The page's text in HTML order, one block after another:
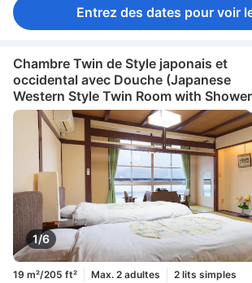
Entrez des dates pour voir
Chambre Twin de Style japonais et
occidental avec Douche (Japanese
Western Style Twin Room with
1/6
19 m²/205 ft² Max. 2 adultes
2 lits simples